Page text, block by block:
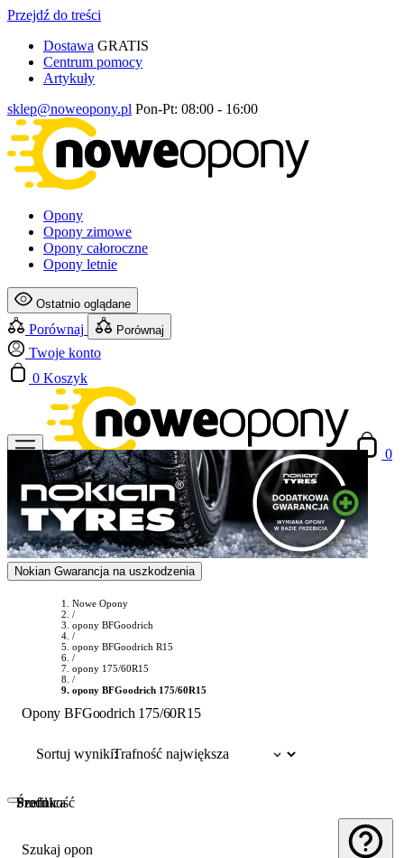
Przejdź do treści
Dostawa GRATIS
Centrum pomocy
Artykuły
sklep@noweopony.pl Pon-Pt: 08:00 - 16:00
Opony
Opony zimowe
Opony całoroczne
Opony letnie
Ostatnio oglądane
Porównaj Porównaj
Twoje konto
0 Koszyk
0
Nokian Gwarancja na uszkodzenia
Nowe Opony
/
opony BFGoodrich
/
opony BFGoodrich R15
/
opony 175/60R15
/
opony BFGoodrich 175/60R15
Opony BFGoodrich 175/60R15
Sortuj wyniki:
Szukaj opon
Szerokość
Profil
Średnica